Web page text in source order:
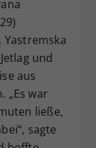
und
aus
„Es war
ließe,
sagte